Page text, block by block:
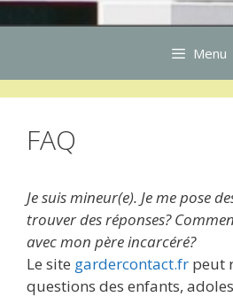
Menu
FAQ
Je suis mineur(e). Je me pose
trouver des réponses?
avec mon père incarcéré?
Le site gardercontact.fr peut
questions des enfants,